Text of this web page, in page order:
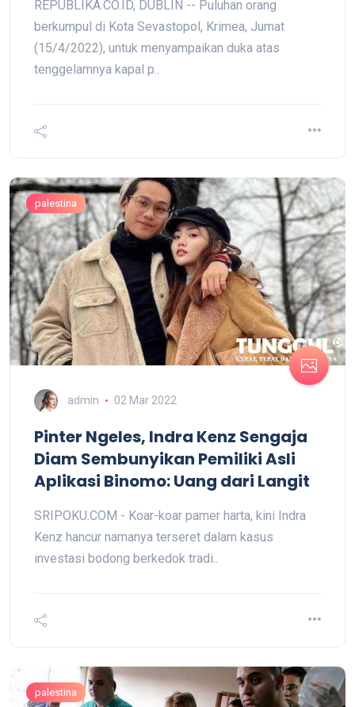
REPUBLIKA.CO.ID, DUBLIN -- Puluhan orang
berkumpul di Kota Sevastopol, Krimea, Jumat
(15/4/2022), untuk menyampaikan duka atas
tenggelamnya kapal p..
palestina
admin 02 Mar 2022
Pinter Ngeles, Indra Kenz Sengaja
Diam Sembunyikan Pemiliki Asli
Aplikasi Binomo: Uang dari Langit
SRIPOKU.COM - Koar-koar pamer harta, kini Indra
Kenz hancur namanya terseret dalam kasus
investasi bodong berkedok tradi..
palestina